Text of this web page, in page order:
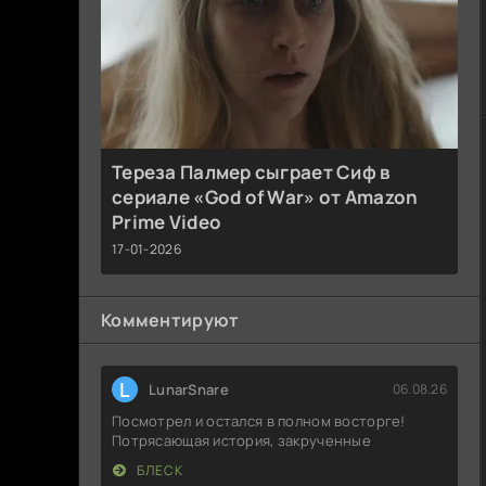
Тереза Палмер сыграет Сиф в
сериале «God of War» от Amazon
Prime Video
17-01-2026
Комментируют
L LunarSnare 06.08.26
Посмотрел и остался в полном восторге!
Потрясающая история, закрученные
БЛЕСК